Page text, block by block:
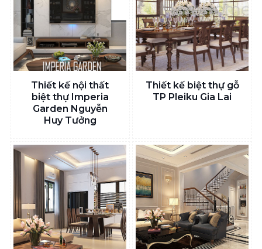
Thiết kế nội thất
biệt thự Imperia
Garden Nguyễn
Huy Tưởng
Thiết kế biệt thự gỗ
TP Pleiku Gia Lai